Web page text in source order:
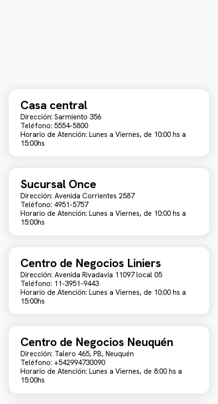
Casa central
Dirección: Sarmiento 356
Teléfono: 5554-5800
Horario de Atención: Lunes a Viernes, de 10:00 hs a
15:00hs
Sucursal Once
Dirección: Avenida Corrientes 2587
Teléfono: 4951-5757
Horario de Atención: Lunes a Viernes, de 10:00 hs a
15:00hs
Centro de Negocios Liniers
Dirección: Avenida Rivadavia 11097 local 05
Teléfono: 11-3951-9443
Horario de Atención: Lunes a Viernes, de 10:00 hs a
15:00hs
Centro de Negocios Neuquén
Dirección: Talero 465, PB, Neuquén
Teléfono: +542994730090
Horario de Atención: Lunes a Viernes, de 8:00 hs a
15:00hs